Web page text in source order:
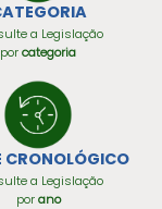
a Legislação
porcategoria
CRONOLÓGICO
a Legislação
porano